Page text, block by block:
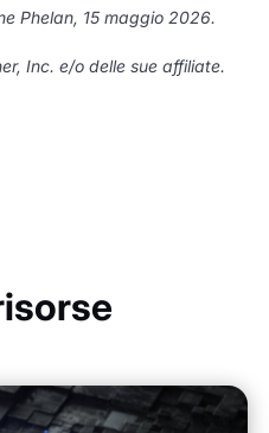
Phelan, 15 maggio 2026.
Inc. e/o delle sue affiliate.